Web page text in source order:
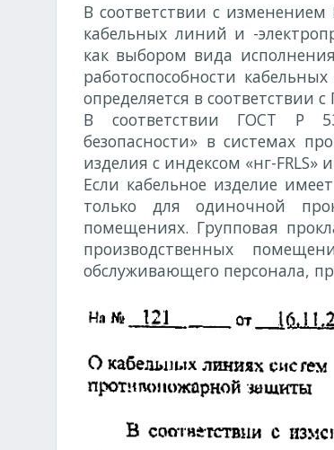
В соответствии с
кабельных линий и -
как выбором вида
работоспособности
определяется в соответствии
В соответствии ГОСТ Р
безопасности» в системах
изделия с индексом «нг-FRLS» и
Если кабельное изделие
только для одиночной
помещениях. Групповая
производственных
обслуживающего персонала,